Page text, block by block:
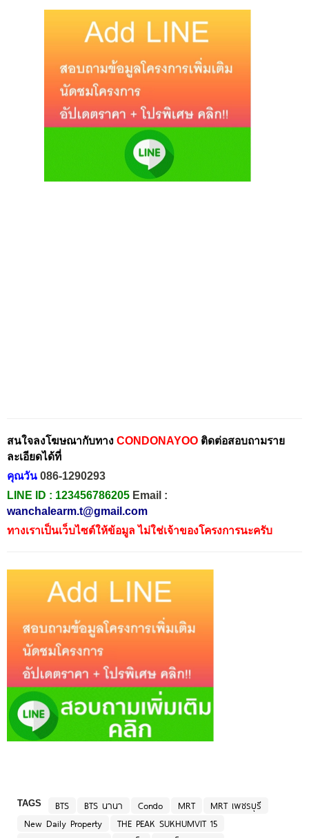
สนใจลงโฆษณากับทาง CONDONAYOO ติดต่อสอบถามราย
ละเอียดได้ที่
คุณวัน 086-1290293
LINE ID : 123456786205 Email :
wanchalearm.t@gmail.com
ทางเราเป็นเว็บไซต์ให้ข้อมูล ไม่ใช่เจ้าของโครงการนะครับ
TAGS BTS BTS นานา Condo MRT
MRT เพชรบุรี
New Daily Property
THE PEAK SUKHUMVIT 15